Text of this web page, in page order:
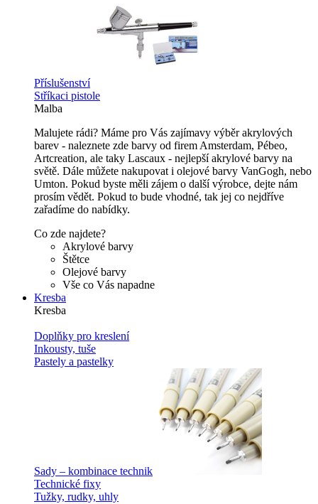
Příslušenství
Stříkaci pistole
Malba
Malujete rádi? Máme pro Vás zajímavy výběr akrylových
barev - naleznete zde barvy od firem Amsterdam, Pébeo,
Artcreation, ale taky Lascaux - nejlepší akrylové barvy na
světě. Dále můžete nakupovat i olejové barvy VanGogh, nebo
Umton. Pokud byste měli zájem o další výrobce, dejte nám
prosím vědět. Pokud to bude vhodné, tak jej co nejdříve
zařadíme do nabídky.
Co zde najdete?
Akrylové barvy
Štětce
Olejové barvy
Vše co Vás napadne
Kresba
Kresba
Doplňky pro kreslení
Inkousty, tuše
Pastely a pastelky
Sady – kombinace technik
Technické fixy
Tužky, rudky, uhly